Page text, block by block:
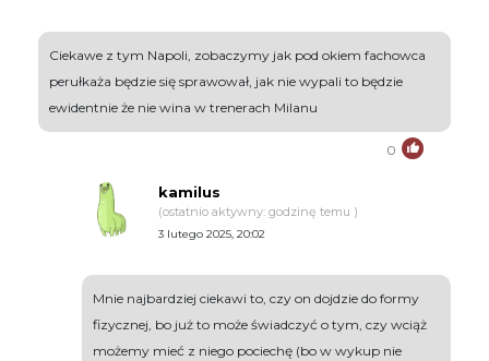
Ciekawe z tym Napoli, zobaczymy jak pod okiem fachowca
perułkaża będzie się sprawował, jak nie wypali to będzie
ewidentnie że nie wina w trenerach Milanu
0
kamilus
(ostatnio aktywny: godzinę temu )
3 lutego 2025, 20:02
Mnie najbardziej ciekawi to, czy on dojdzie do formy
fizycznej, bo już to może świadczyć o tym, czy wciąż
możemy mieć z niego pociechę (bo w wykup nie